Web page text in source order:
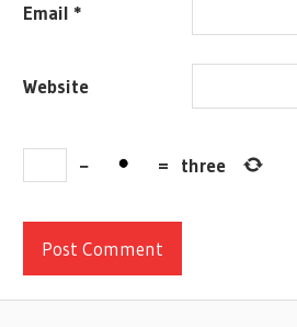
Email *
Website
− = three